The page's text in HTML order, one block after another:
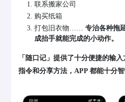
联系搬家公司
购买纸箱
打包旧衣物……专治各种拖
成抬手就能完成的小动作。
「随口记」提供了十分便捷的输
指令和分享方法，APP 都能十分